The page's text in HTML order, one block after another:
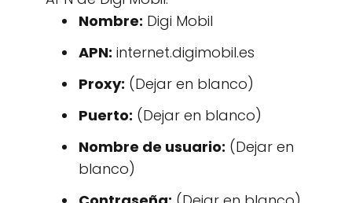
Nombre: Digi Mobil
APN: internet.digimobil.es
Proxy: (Dejar en blanco)
Puerto: (Dejar en blanco)
Nombre de usuario: (Dejar en
blanco)